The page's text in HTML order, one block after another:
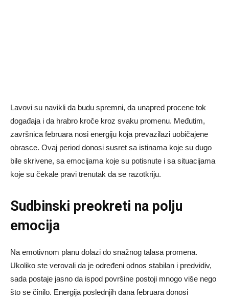
Lavovi su navikli da budu spremni, da unapred procene tok
događaja i da hrabro kroče kroz svaku promenu. Međutim,
završnica februara nosi energiju koja prevazilazi uobičajene
obrasce. Ovaj period donosi susret sa istinama koje su dugo
bile skrivene, sa emocijama koje su potisnute i sa situacijama
koje su čekale pravi trenutak da se razotkriju.
Sudbinski preokreti na polju
emocija
Na emotivnom planu dolazi do snažnog talasa promena.
Ukoliko ste verovali da je određeni odnos stabilan i predvidiv,
sada postaje jasno da ispod površine postoji mnogo više nego
što se činilo. Energija poslednjih dana februara donosi